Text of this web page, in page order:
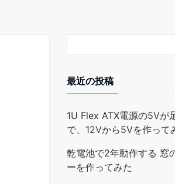
最近の投稿
1U Flex ATX電源の5Vが
で、12Vから5Vを作って
乾電池で2年動作する 窓
ーを作ってみた